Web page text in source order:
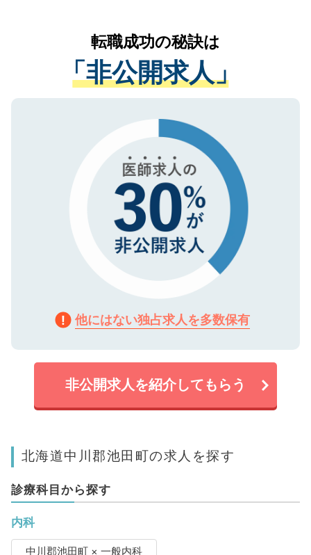
は、個人情報の取り扱いについての厳密な
管理基準を満たした事業者のみに付与され
る、プライバシーマークを取得済みです。
で、機密保持に関してもご安心ください。
かがいして、現在の医療機関の状況や紹介
経験をまじえながら、適切なアドバイスを
させていただきます。すぐにご転職をされ
ない方には、長期的なサポートが可能です
ので、まずはご登録ください。
転職成功の秘訣は
「非公開求人」
他にはない独占求人を多数保有
非公開求人を紹介してもらう
北海道中川郡池田町の求人を探す
診療科目から探す
内科
中川郡池田町 × 一般内科